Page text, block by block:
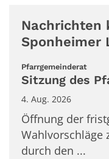
Nachrichten
Sponheimer
Pfarrgemeinderat:
Sitzung des
4. Aug. 2026
Öffnung der
Wahlvorschläge
durch den ...